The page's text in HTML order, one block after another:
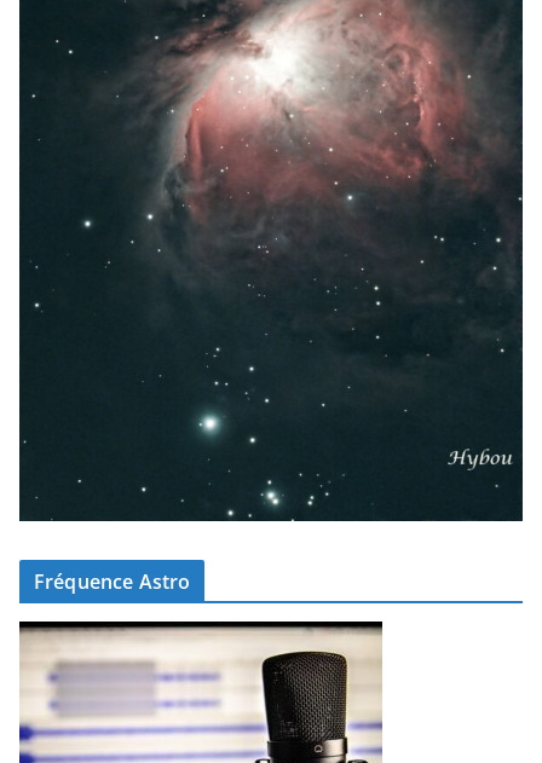
Fréquence Astro